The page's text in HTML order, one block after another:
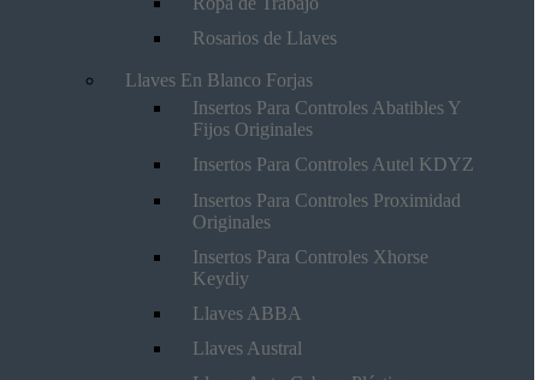
Rosarios de Llaves
Llaves En Blanco Forjas
Insertos Para Controles Abatibles Y
Fijos Originales
Insertos Para Controles Autel KDYZ
Insertos Para Controles Proximidad
Originales
Insertos Para Controles Xhorse
Keydiy
Llaves ABBA
Llaves Austral